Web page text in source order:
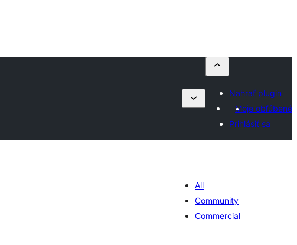
Nahrať plugin
Moje obľúbené
Prihlásiť sa
All
Community
Commercial